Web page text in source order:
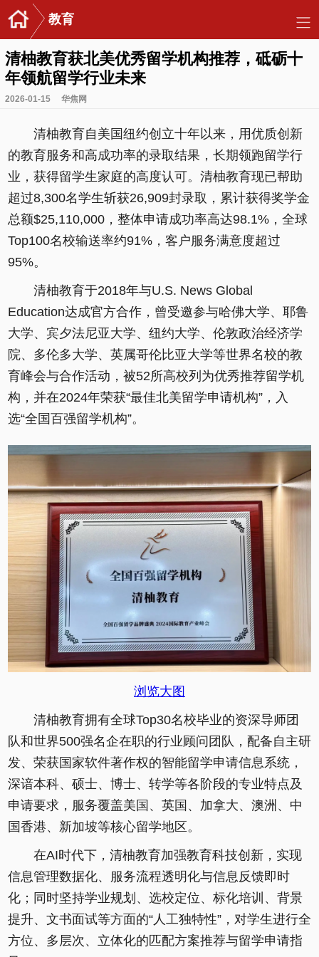
教育
清柚教育获北美优秀留学机构推荐，砥砺十
年领航留学行业未来
2026-01-15 华焦网
清柚教育自美国纽约创立十年以来，用优质创新
的教育服务和高成功率的录取结果，长期领跑留学行
业，获得留学生家庭的高度认可。清柚教育现已帮助
超过8,300名学生斩获26,909封录取，累计获得奖学金
总额$25,110,000，整体申请成功率高达98.1%，全球
Top100名校输送率约91%，客户服务满意度超过
95%。
清柚教育于2018年与U.S. News Global
Education达成官方合作，曾受邀参与哈佛大学、耶鲁
大学、宾夕法尼亚大学、纽约大学、伦敦政治经济学
院、多伦多大学、英属哥伦比亚大学等世界名校的教
育峰会与合作活动，被52所高校列为优秀推荐留学机
构，并在2024年荣获“最佳北美留学申请机构”，入
选“全国百强留学机构”。
浏览大图
清柚教育拥有全球Top30名校毕业的资深导师团
队和世界500强名企在职的行业顾问团队，配备自主研
发、荣获国家软件著作权的智能留学申请信息系统，
深谙本科、硕士、博士、转学等各阶段的专业特点及
申请要求，服务覆盖美国、英国、加拿大、澳洲、中
国香港、新加坡等核心留学地区。
在AI时代下，清柚教育加强教育科技创新，实现
信息管理数据化、服务流程透明化与信息反馈即时
化；同时坚持学业规划、选校定位、标化培训、背景
提升、文书面试等方面的“人工独特性”，对学生进行全
方位、多层次、立体化的匹配方案推荐与留学申请指